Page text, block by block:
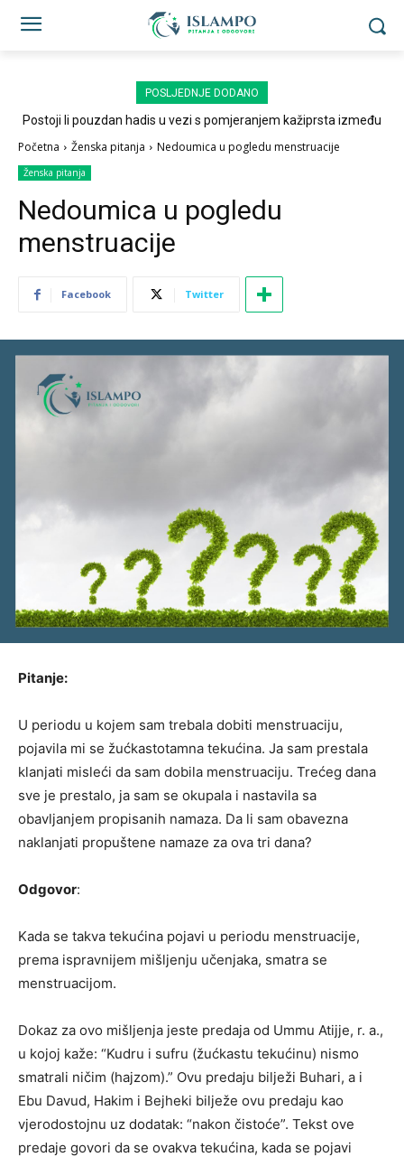
POSLJEDNJE DODANO
Postoji li pouzdan hadis u vezi s pomjeranjem kažiprsta između
Početna Ženska pitanja Nedoumica u pogledu menstruacije
Ženska pitanja
Nedoumica u pogledu
menstruacije
Facebook Twitter
Pitanje:
U periodu u kojem sam trebala dobiti menstruaciju,
pojavila mi se žućkastotamna tekućina. Ja sam prestala
klanjati misleći da sam dobila menstruaciju. Trećeg dana
sve je prestalo, ja sam se okupala i nastavila sa
obavljanjem propisanih namaza. Da li sam obavezna
naklanjati propuštene namaze za ova tri dana?
Odgovor:
Kada se takva tekućina pojavi u periodu menstruacije,
prema ispravnijem mišljenju učenjaka, smatra se
menstruacijom.
Dokaz za ovo mišljenja jeste predaja od Ummu Atijje, r. a.,
u kojoj kaže: “Kudru i sufru (žućkastu tekućinu) nismo
smatrali ničim (hajzom).” Ovu predaju bilježi Buhari, a i
Ebu Davud, Hakim i Bejheki bilježe ovu predaju kao
vjerodostojnu uz dodatak: “nakon čistoće”. Tekst ove
predaje govori da se ovakva tekućina, kada se pojavi